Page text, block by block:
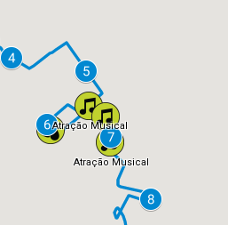
Atração Musical
Atração Musical